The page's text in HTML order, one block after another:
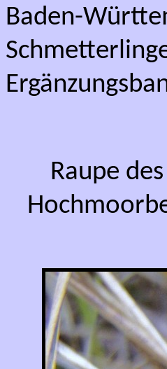
Baden-
Raupe